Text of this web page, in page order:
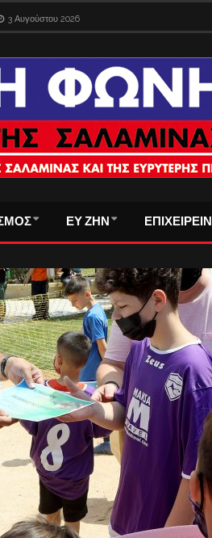
παλιά ταυτότητα – Λήγει η προθεσμία
ΕΥ ΖΗΝ ΕΠΙΧΕΙΡΕΙΝ